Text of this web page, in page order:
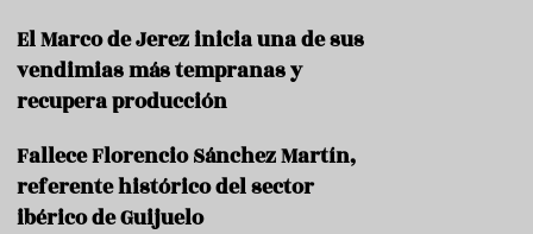
c
s
El Marco de Jerez inicia una de sus
vendimias más tempranas y
recupera producción
Fallece Florencio Sánchez Martín,
referente histórico del sector
ibérico de Guijuelo